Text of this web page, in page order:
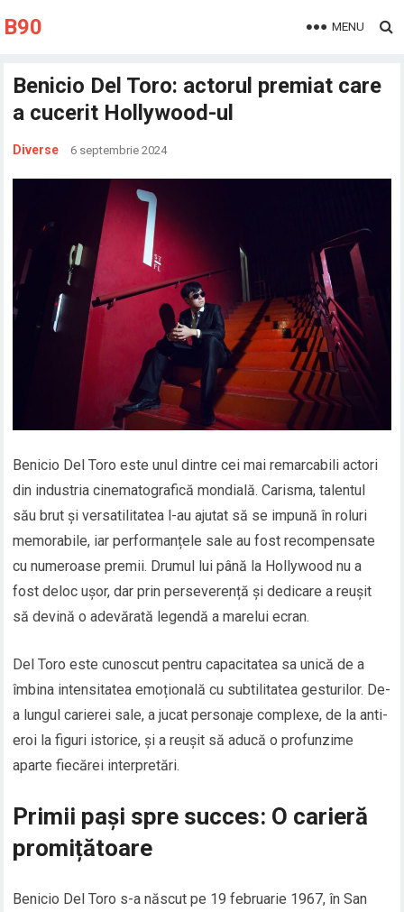
B90 MENU
Benicio Del Toro: actorul premiat care
a cucerit Hollywood-ul
Diverse 6 septembrie 2024
Benicio Del Toro este unul dintre cei mai remarcabili actori
din industria cinematografică mondială. Carisma, talentul
său brut și versatilitatea l-au ajutat să se impună în roluri
memorabile, iar performanțele sale au fost recompensate
cu numeroase premii. Drumul lui până la Hollywood nu a
fost deloc ușor, dar prin perseverență și dedicare a reușit
să devină o adevărată legendă a marelui ecran.
Del Toro este cunoscut pentru capacitatea sa unică de a
îmbina intensitatea emoțională cu subtilitatea gesturilor. De-
a lungul carierei sale, a jucat personaje complexe, de la anti-
eroi la figuri istorice, și a reușit să aducă o profunzime
aparte fiecărei interpretări.
Primii pași spre succes: O carieră
promițătoare
Benicio Del Toro s-a născut pe 19 februarie 1967, în San